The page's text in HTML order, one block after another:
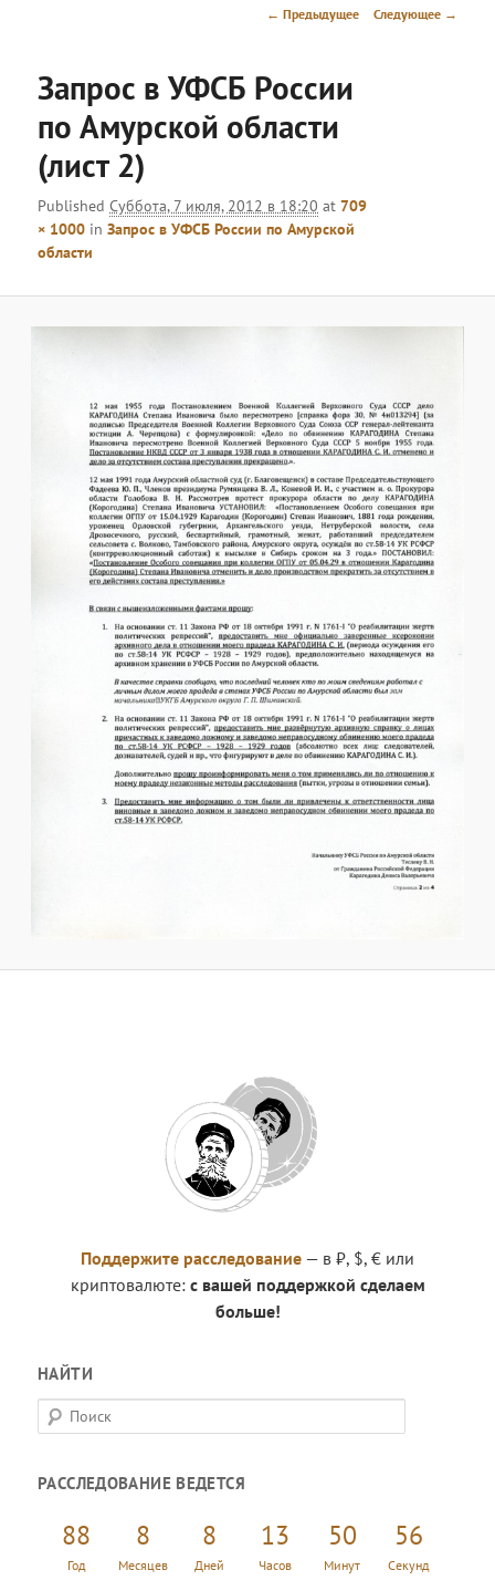
Навигация
← Предыдущее Следующее →
Запрос в УФСБ России
по Амурской области
(лист 2)
PublishedСуббота, 7 июля, 2012 в 18:20 at709
× 1000 inЗапрос в УФСБ России по Амурской
области
Поддержите расследование — в ₽, $, € или
криптовалюте: с вашей поддержкой сделаем
больше!
НАЙТИ
П
о
с
РАССЛЕДОВАНИЕ ВЕДЕТСЯ
88
Год
8
Месяцев
8
Дней
13
Часов
50
Минут
56
Секунд